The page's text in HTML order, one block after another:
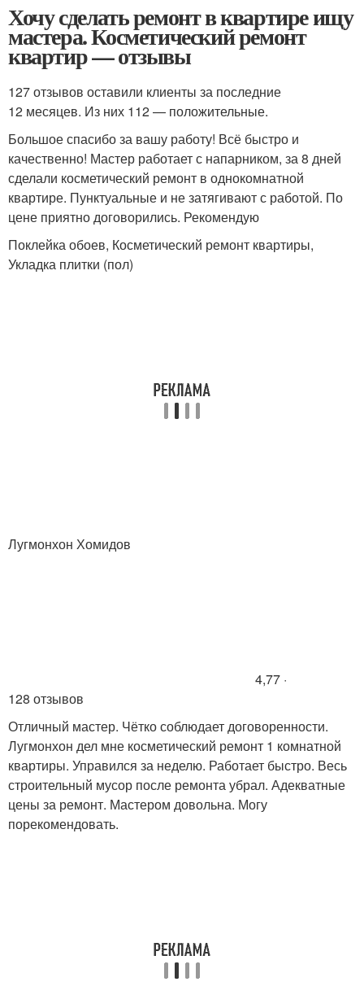
Хочу сделать ремонт в квартире ищу
мастера. Косметический ремонт
квартир — отзывы
127 отзывов оставили клиенты за последние
12 месяцев. Из них 112 — положительные.
Большое спасибо за вашу работу! Всё быстро и
качественно! Мастер работает с напарником, за 8 дней
сделали косметический ремонт в однокомнатной
квартире. Пунктуальные и не затягивают с работой. По
цене приятно договорились. Рекомендую
Поклейка обоев, Косметический ремонт квартиры,
Укладка плитки (пол)
Лугмонхон Хомидов
4,77 ·
128 отзывов
Отличный мастер. Чётко соблюдает договоренности.
Лугмонхон дел мне косметический ремонт 1 комнатной
квартиры. Управился за неделю. Работает быстро. Весь
строительный мусор после ремонта убрал. Адекватные
цены за ремонт. Мастером довольна. Могу
порекомендовать.